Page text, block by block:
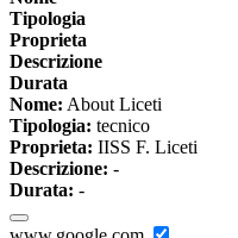
Tipologia
Proprieta
Descrizione
Durata
Nome: About Liceti
Tipologia: tecnico
Proprieta: IISS F. Liceti
Descrizione: -
Durata: -